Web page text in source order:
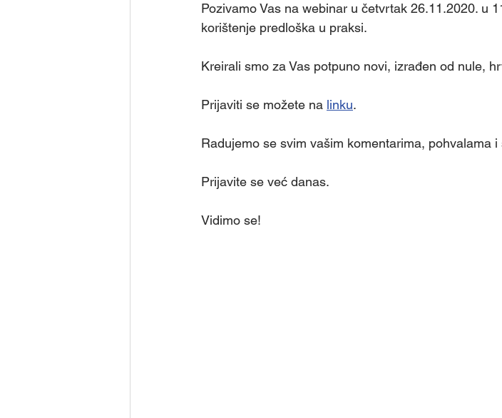
Pozivamo Vas na webinar u četvrtak 26.11.2020. u
korištenje predloška u praksi.
Kreirali smo za Vas potpuno novi, izrađen od nule,
Prijaviti se možete na linku.
Radujemo se svim vašim komentarima, pohvalama i
Prijavite se već danas.
Vidimo se!